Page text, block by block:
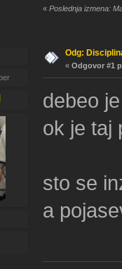
« Poslednja izmena:
Odg:
« Odgovor #1
debeo
ok je taj
sto se
a